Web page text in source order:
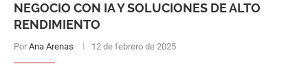
NEGOCIO CON IA Y SOLUCIONES DE ALTO
RENDIMIENTO
Por Ana Arenas 12 de febrero de 2025